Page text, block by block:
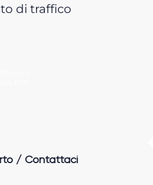
di traffico
/ Contattaci